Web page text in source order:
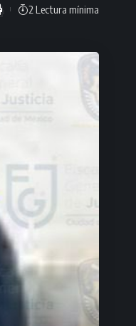
2 Lectura mínima